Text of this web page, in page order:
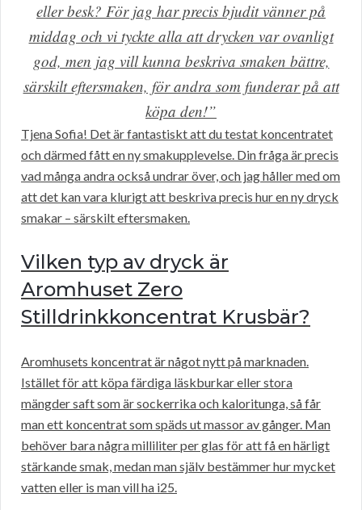
eller besk? För jag har precis bjudit vänner på
middag och vi tyckte alla att drycken var ovanligt
god, men jag vill kunna beskriva smaken bättre,
särskilt eftersmaken, för andra som funderar på att
köpa den!”
Tjena Sofia! Det är fantastiskt att du testat koncentratet
och därmed fått en ny smakupplevelse. Din fråga är precis
vad många andra också undrar över, och jag håller med om
att det kan vara klurigt att beskriva precis hur en ny dryck
smakar – särskilt eftersmaken.
Vilken typ av dryck är
Aromhuset Zero
Stilldrinkkoncentrat Krusbär?
Aromhusets koncentrat är något nytt på marknaden.
Istället för att köpa färdiga läskburkar eller stora
mängder saft som är sockerrika och kaloritunga, så får
man ett koncentrat som späds ut massor av gånger. Man
behöver bara några milliliter per glas för att få en härligt
stärkande smak, medan man själv bestämmer hur mycket
vatten eller is man vill ha i25.